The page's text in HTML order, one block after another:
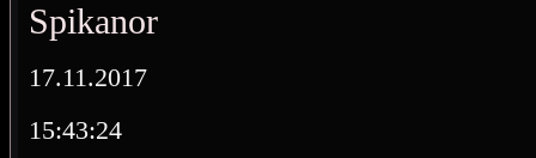
Spikanor
17.11.2017
15:43:24